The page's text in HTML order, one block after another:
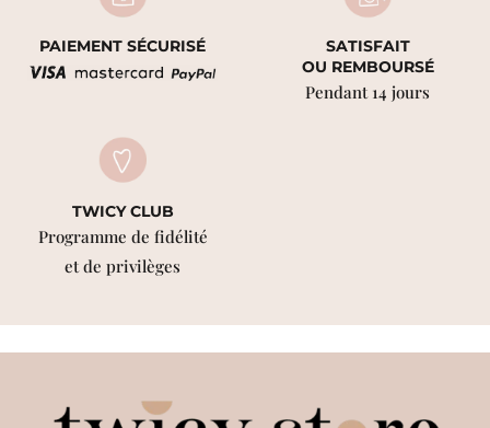
PAIEMENT SÉCURISÉ
SATISFAIT
OU REMBOURSÉ
Pendant 14 jours
TWICY CLUB
Programme de fidélité
et de privilèges